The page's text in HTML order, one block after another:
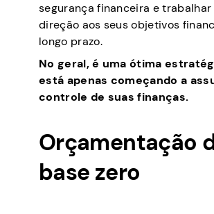
segurança financeira e trabalhar
direção aos seus objetivos
longo prazo.
No geral, é uma ótima
está apenas começando a
controle de suas finanças.
Orçamentação
base zero